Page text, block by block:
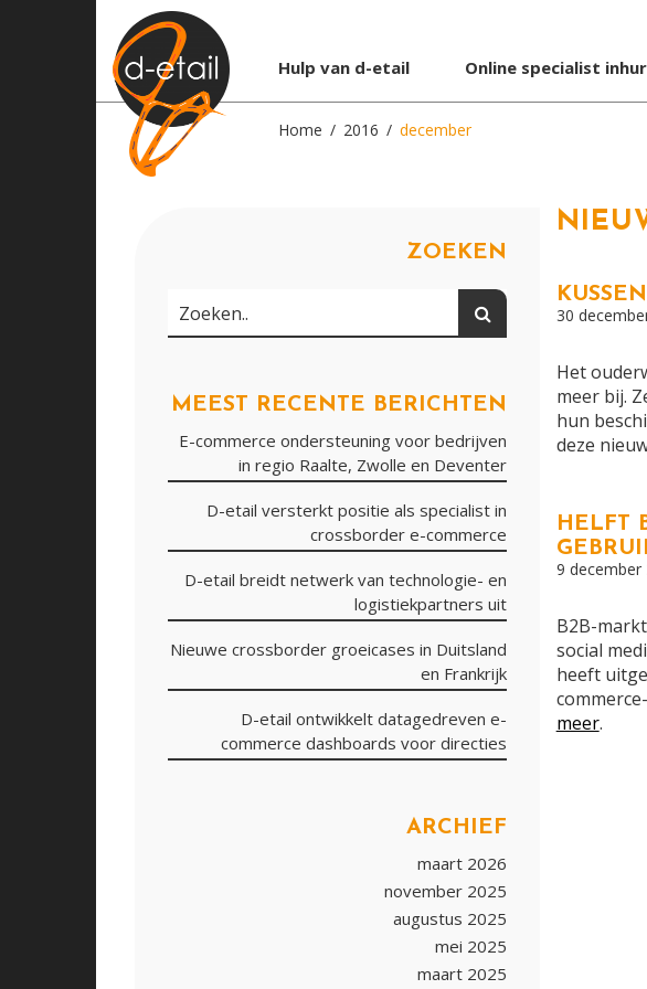
Hulp van d-etail Online specialist
Home 2016 december
30
Het
meer bij.
hun
deze
HELFT
9 december
B2B-
social
heeft
meer.
ZOEKEN
Zoeken..
MEEST RECENTE BERICHTEN
E-commerce ondersteuning voor bedrijven
in regio Raalte, Zwolle en Deventer
D-etail versterkt positie als specialist in
crossborder e-commerce
D-etail breidt netwerk van technologie- en
logistiekpartners uit
Nieuwe crossborder groeicases in Duitsland
en Frankrijk
D-etail ontwikkelt datagedreven e-
commerce dashboards voor directies
ARCHIEF
maart 2026
november 2025
augustus 2025
mei 2025
maart 2025